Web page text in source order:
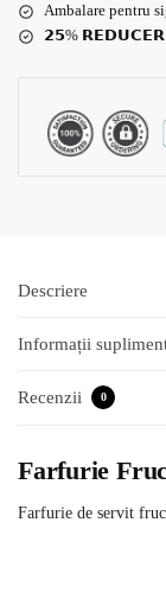
Ambalare pentru
𝟮𝟱%
Descriere
Informații
Recenzii 0
Farfurie
Farfurie de servit